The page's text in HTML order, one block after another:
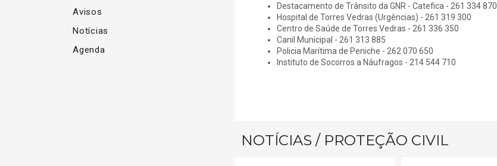
Avisos
Notícias
Agenda
Destacamento de Trânsito da GNR - Catefica - 261 334 870
Hospital de Torres Vedras (Urgências) - 261 319 300
Centro de Saúde de Torres Vedras - 261 336 350
Canil Municipal - 261 313 885
Policia Marítima de Peniche - 262 070 650
Instituto de Socorros a Náufragos - 214 544 710
NOTÍCIAS / PROTEÇÃO CIVIL